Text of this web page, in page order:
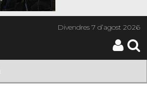
Divendres7 d’agost 2026